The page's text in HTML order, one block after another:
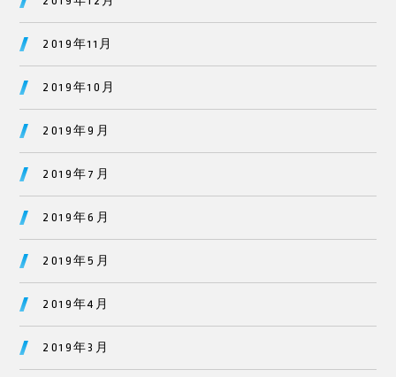
2019年11月
2019年10月
2019年9月
2019年7月
2019年6月
2019年5月
2019年4月
2019年3月